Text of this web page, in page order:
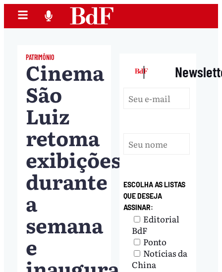
PATRIMÔNIO
Cinema
São
Luiz
retoma
exibições
durante
a
semana
e
|
ESCOLHA AS LISTAS
QUE DESEJA
ASSINAR:
Editorial
BdF
Ponto
Notícias da
China